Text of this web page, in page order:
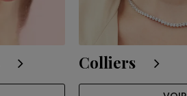
Colliers